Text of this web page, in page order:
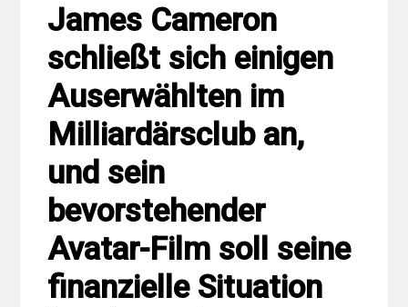
James Cameron
schließt sich einigen
Auserwählten im
Milliardärsclub an,
und sein
bevorstehender
Avatar-Film soll seine
finanzielle Situation